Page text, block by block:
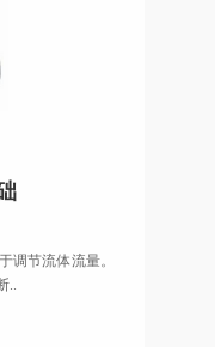
调节流体流量。